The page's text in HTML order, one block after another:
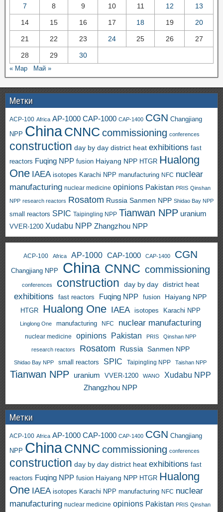
7 8 9 10 11 12 13
14 15 16 17 18 19 20
21 22 23 24 25 26 27
28 29 30
« Мар Май »
Метки
ACP-100 Africa AP-1000 CAP-1000 CAP-1400 CGN Changjiang
NPP ChinaCNNC commissioning conferences
construction day by day district heat exhibitions fast
reactors Fuqing NPP fusion Haiyang NPP HTGR Hualong
One IAEA isotopes Karachi NPP manufacturing NFC nuclear
manufacturing nuclear medicine opinions Pakistan PRIS Qinshan
NPP research reactors Rosatom Russia Sanmen NPP Shidao Bay NPP
small reactors SPIC Taipingling NPP Tianwan NPP uranium
VVER-1200 Xudabu NPP Zhangzhou NPP
ACP-100 Africa AP-1000 CAP-1000 CAP-1400 CGN
Changjiang NPP China CNNC commissioning
conferences construction day by day district heat
exhibitions fast reactors Fuqing NPP fusion Haiyang NPP
HTGR Hualong One IAEA isotopes Karachi NPP
Linglong One manufacturing NFC nuclear manufacturing
nuclear medicine opinions Pakistan PRIS Qinshan NPP
research reactors Rosatom Russia Sanmen NPP
Shidao Bay NPP small reactors SPIC Taipingling NPP Taishan NPP
Tianwan NPP uranium VVER-1200 WANO
Xudabu NPP
Zhangzhou NPP
Метки
ACP-100 Africa AP-1000 CAP-1000 CAP-1400 CGN Changjiang
NPP ChinaCNNC commissioning conferences
construction day by day district heat exhibitions fast
reactors Fuqing NPP fusion Haiyang NPP HTGR Hualong
One IAEA isotopes Karachi NPP manufacturing NFC nuclear
manufacturing nuclear medicine opinions Pakistan PRIS Qinshan